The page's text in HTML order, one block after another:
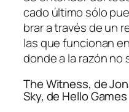
ca­do úl­ti­mo só­lo
brar a tra­vés de un
las que fun­cio­nan
don­de a la ra­zón no
The Witness, de
Sky, de Hello Games